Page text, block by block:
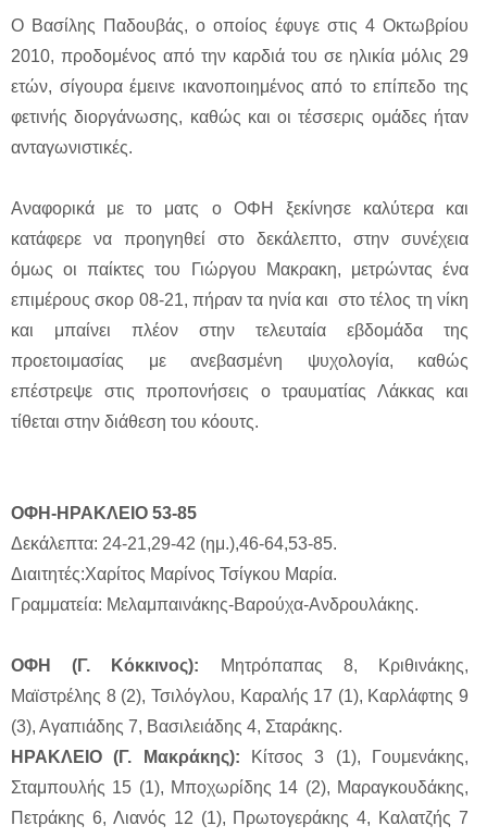
Ο Βασίλης Παδουβάς, ο οποίος έφυγε στις 4 Οκτωβρίου
2010, προδομένος από την καρδιά του σε ηλικία μόλις 29
ετών, σίγουρα έμεινε ικανοποιημένος από το επίπεδο της
φετινής διοργάνωσης, καθώς και οι τέσσερις ομάδες ήταν
ανταγωνιστικές.
Αναφορικά με το ματς ο ΟΦΗ ξεκίνησε καλύτερα και
κατάφερε να προηγηθεί στο δεκάλεπτο, στην συνέχεια
όμως οι παίκτες του Γιώργου Μακρακη, μετρώντας ένα
επιμέρους σκορ 08-21, πήραν τα ηνία και στο τέλος τη νίκη
και μπαίνει πλέον στην τελευταία εβδομάδα της
προετοιμασίας με ανεβασμένη ψυχολογία, καθώς
επέστρεψε στις προπονήσεις ο τραυματίας Λάκκας και
τίθεται στην διάθεση του κόουτς.
ΟΦΗ-ΗΡΑΚΛΕΙΟ 53-85
Δεκάλεπτα: 24-21,29-42 (ημ.),46-64,53-85.
Διαιτητές:Χαρίτος Μαρίνος Τσίγκου Μαρία.
Γραμματεία: Μελαμπαινάκης-Βαρούχα-Ανδρουλάκης.
ΟΦΗ (Γ. Κόκκινος):
Μητρόπαπας 8, Κριθινάκης,
Μαϊστρέλης 8 (2), Τσιλόγλου, Καραλής 17 (1), Καρλάφτης 9
(3), Αγαπιάδης 7, Βασιλειάδης 4, Σταράκης.
ΗΡΑΚΛΕΙΟ (Γ. Μακράκης): Κίτσος 3 (1), Γουμενάκης,
Σταμπουλής 15 (1), Μποχωρίδης 14 (2), Μαραγκουδάκης,
Πετράκης 6, Λιανός 12 (1), Πρωτογεράκης 4, Καλατζής 7